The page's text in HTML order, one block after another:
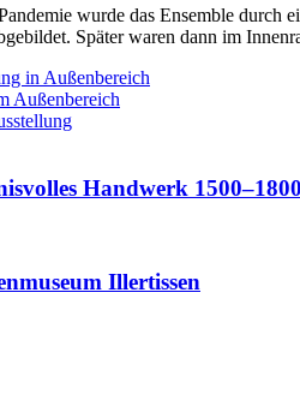
wurde das Ensemble durch
Später waren dann im
Handwerk 1500–1800
Illertissen